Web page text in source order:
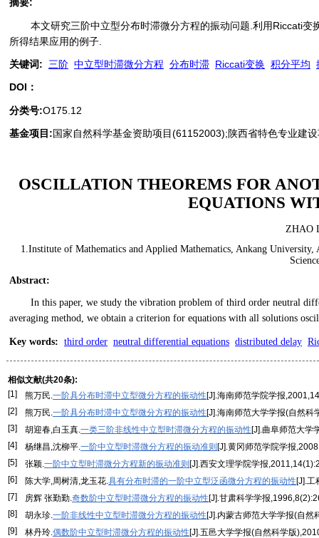
本文研究三阶中立型分布时滞微分方程的振动问题.利用Riccati
所得结果应用的例子.
关键词: 三阶 中立型时滞微分方程 分布时滞 Riccati变换 积分平均
DOI：
分类号:O175.12
基金项目:国家自然科学基金资助项目(61152003);陕西省特色专业建
OSCILLATION THEOREMS FOR
EQUATIONS
ZHAO
1.Institute of Mathematics and Applied Mathematics, Ankang
Abstract:
In this paper, we study the vibration problem of third order neutral
averaging method, we obtain a criterion for equations with all solutions
Key words: third order neutral differential equations distributed delay
相似文献(共20条):
[1]
熊万民.一阶具分布时滞中立型微分方程的振动性[J].海南师范学院学报
[2]
熊万民.一阶具分布时滞中立型微分方程的振动性[J].海南师范大学学报(自然
[3]
胡迎春,白玉真.一类三阶非线性中立型时滞微分方程的振动性[J].曲阜师范大学
[4]
杨继昌,沈柳平.一阶中立型时滞微分方程的振动准则 [J].黄冈师范学院学报
[5]
张颖.一阶中立型时滞微分方程新的振动准则 [J].西安文理学院学报
[6]
陈大学,周树清,龙玉花.具有分布时滞的一阶中立型泛函微分方程的振动性[J].工
[7]
房辉 张勤勤.奇数阶中立型时滞微分方程的振动性[J].甘肃科学学报
[8]
胡永珍.一阶非线性中立型时滞微分方程的振动性[J].内蒙古师范大学学报(自然
[9]
林丹玲.偶数阶中立型时滞微分方程的振动性[J].五邑大学学报(自然科学版